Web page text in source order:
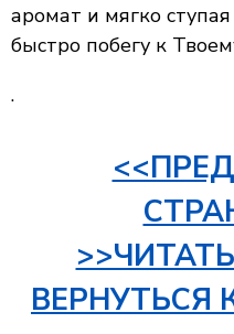
аромат и мягко
быстро побегу к
.
ВЕРНУТЬСЯ